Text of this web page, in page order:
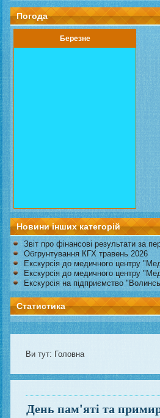
Погода
Березне
Новини інших категорій
Звіт про фінансові результати за
Обгрунтування КГХ травень 2026
Екскурсія до медичного центру
Екскурсія до медичного центру
Екскурсія на підприємство
Статистика
Ви тут: Головна
День пам'яті та